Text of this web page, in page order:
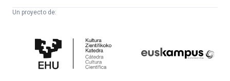
Un proyecto de:
Cultura
Científica